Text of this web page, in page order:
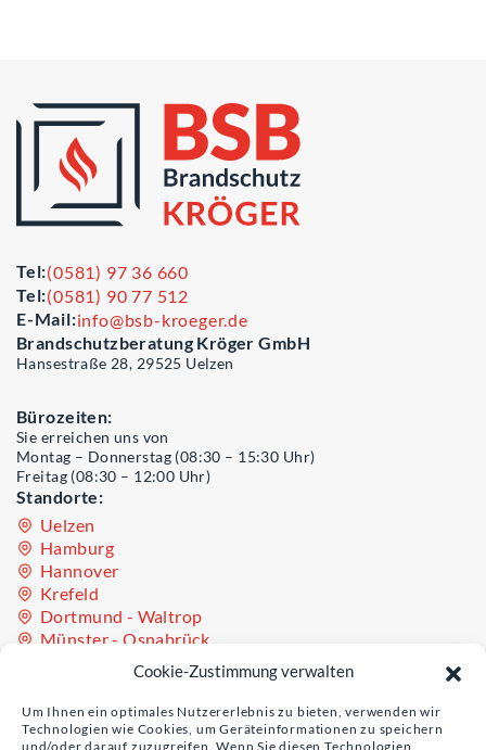
Cookie-Zustimmung verwalten
Um Ihnen ein optimales Nutzererlebnis zu bieten, verwenden wir
Technologien wie Cookies, um Geräteinformationen zu speichern
und/oder darauf zuzugreifen. Wenn Sie diesen Technologien
Tel:(0581) 97 36 660
Tel:(0581) 90 77 512
E-Mail:info@bsb-kroeger.de
Brandschutzberatung Kröger GmbH
Hansestraße 28, 29525 Uelzen
Bürozeiten:
Sie erreichen uns von
Montag – Donnerstag (08:30 – 15:30 Uhr)
Freitag (08:30 – 12:00 Uhr)
Standorte:
Uelzen
Hamburg
Hannover
Krefeld
Dortmund - Waltrop
Münster - Osnabrück
Oldenburg - Westerstede
Teil der Unternehmensgruppe Sinculis